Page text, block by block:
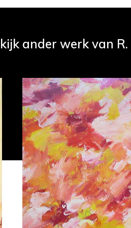
ander werk van